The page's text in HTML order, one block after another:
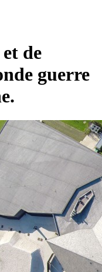
de
guerre